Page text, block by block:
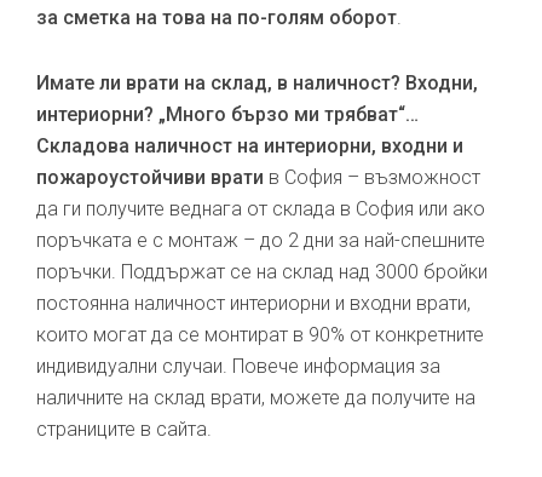
за сметка на това на по-голям оборот.
Имате ли врати на склад, в наличност? Входни,
интериорни? „Много бързо ми трябват“…
Складова наличност на интериорни, входни и
пожароустойчиви врати в София – възможност
да ги получите веднага от склада в София или ако
поръчката е с монтаж – до 2 дни за най-спешните
поръчки. Поддържат се на склад над 3000 бройки
постоянна наличност интериорни и входни врати,
които могат да се монтират в 90% от конкретните
индивидуални случаи. Повече информация за
наличните на склад врати, можете да получите на
страниците в сайта.